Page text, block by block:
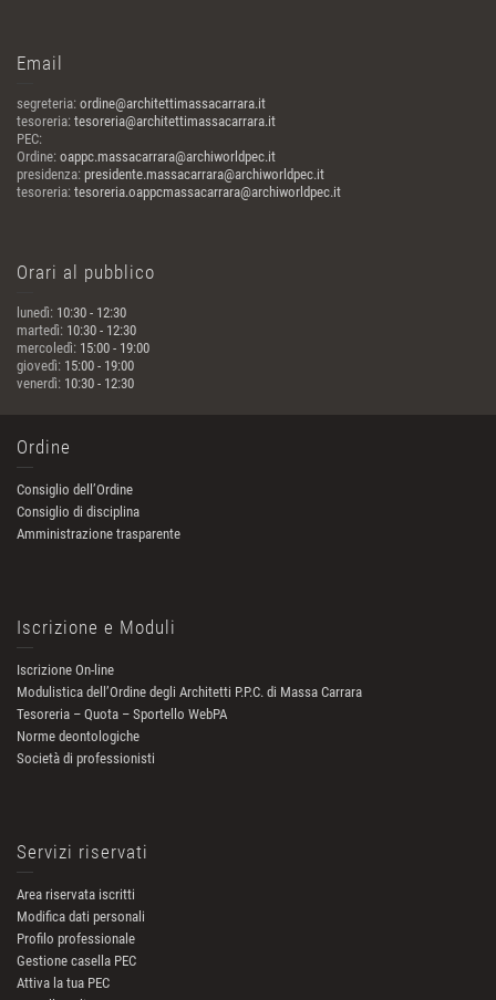
Email
segreteria: ordine@architettimassacarrara.it
tesoreria: tesoreria@architettimassacarrara.it
PEC:
Ordine: oappc.massacarrara@archiworldpec.it
presidenza: presidente.massacarrara@archiworldpec.it
tesoreria: tesoreria.oappcmassacarrara@archiworldpec.it
Orari al pubblico
lunedì: 10:30 - 12:30
martedì: 10:30 - 12:30
mercoledì: 15:00 - 19:00
giovedì: 15:00 - 19:00
venerdì: 10:30 - 12:30
Ordine
Consiglio dell’Ordine
Consiglio di disciplina
Amministrazione trasparente
Iscrizione e Moduli
Iscrizione On-line
Modulistica dell’Ordine degli Architetti P.P.C. di Massa Carrara
Tesoreria – Quota – Sportello WebPA
Norme deontologiche
Società di professionisti
Servizi riservati
Area riservata iscritti
Modifica dati personali
Profilo professionale
Gestione casella PEC
Attiva la tua PEC